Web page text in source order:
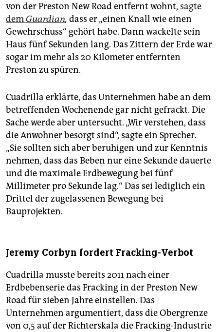
von der Preston New Road entfernt wohnt, sagte
dem ­Guardian, dass er „einen Knall wie einen
Gewehrschuss“ gehört habe. Dann wackelte sein
Haus fünf Sekunden lang. Das Zittern der Erde war
sogar im mehr als 20 Kilometer entfernten
Preston zu spüren.
Cuadrilla erklärte, das Unternehmen habe an dem
betreffenden Wochenende gar nicht gefrackt. Die
Sache werde aber untersucht. „Wir verstehen, dass
die Anwohner besorgt sind“, sagte ein Sprecher.
„Sie sollten sich aber beruhigen und zur Kenntnis
nehmen, dass das Beben nur eine Sekunde dauerte
und die maximale Erdbewegung bei fünf
Millimeter pro Sekunde lag.“ Das sei lediglich ein
Drittel der zugelassenen Bewegung bei
Bauprojekten.
Jeremy Corbyn fordert Fracking-Verbot
Cuadrilla musste bereits 2011 nach einer
Erdbebenserie das Fracking in der Preston New
Road für sieben Jahre einstellen. Das
Unternehmen argumentiert, dass die Obergrenze
von 0,5 auf der Richterskala die Fracking-Industrie